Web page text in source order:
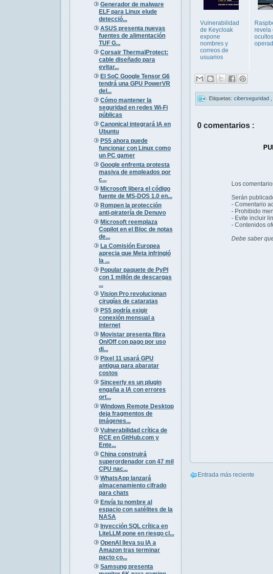
Generador de malware
ELF para Linux elude
detecció...
ASUS presenta nuevas
fuentes de alimentación
TUF G...
Corsair ThermalProtect:
cable diseñado para
evitar...
El SoC Google Tensor G6
tendrá una GPU PowerVR
del...
Cómo mantener la
seguridad en redes Wi-Fi
públicas
Canonical integrará IA en
Ubuntu
PS5 ahora puede
funcionar con Linux como
un PC gamer
Google enfrenta protesta
masiva de empleados por
c...
Microsoft libera el código
fuente de MS-DOS 1.0 en...
Rompen la protección
anti-piratería de Denuvo
Microsoft reemplaza
Copilot en el Bloc de notas
de...
La Comisión Europea
aprecia que Meta infringió
la ...
Popular paquete de PyPI
con 1 millón de descargas
...
Vision Pro revolucionan
cirugías de cataratas
PS5 podría exigir
conexión mensual a
internet
Movistar presenta fibra
On/Off con pago por uso
di...
Pixel 11 usará GPU
antigua para abaratar
costos
Sinceerly es un plugin
engaña a IA con errores
ort...
Windows Remote Desktop
deja fragmentos de
imágenes...
Vulnerabilidad crítica de
RCE en GitHub.com y
Ente...
China construirá
superordenador con 47 mil
CPU nac...
WhatsApp lanzará
almacenamiento cifrado
para chats
Envía tu nombre al
espacio con satélites de la
NASA
Inyección SQL crítica en
LiteLLM pone en riesgo cl...
OpenAI lleva su IA a
Amazon tras terminar
pacto co...
Samsung presenta
Vulnerabilidad
de Keycloak
expone
nombres y
correos de
usuarios
revela
Etiquetas: ciberseguridad
0 comentarios :
Los
Serán
- Comentario
- Prohibido
- Evite incluir
- Contenidos
Debe saber
Entrada más reciente